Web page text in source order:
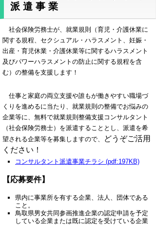
派遣事業
社会保険労務士が、就業規則（育児・介護休業に
関する規程、セクシュアル・ハラスメント、妊娠・
出産・育児休業・介護休業等に関するハラスメント
及びパワーハラスメントの防止に関する規程を含
む）の整備を支援します！
仕事と家庭の両立支援や誰もが働きやすい職場づ
くりを進めるに当たり、就業規則の整備でお悩みの
企業等に、無料で就業規則整備支援コンサルタント
（社会保険労務士）を派遣することとし、派遣を希
望される企業等を募集しますので、
どうぞご活用
ください！
コンサルタント派遣事業チラシ (pdf:197KB)
【応募要件】
県内に事業所を有する企業、法人、団体である
こと。
鳥取県男女共同参画推進企業の認定申請を予定
している企業または既に認定を受けている企業